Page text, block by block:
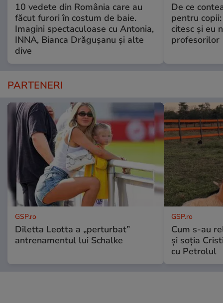
10 vedete din România care au
făcut furori în costum de baie.
Imagini spectaculoase cu Antonia,
INNA, Bianca Drăgușanu și alte
dive
De ce
pentru
citesc și eu
profesorilor
PARTENERI
GSP.ro
Diletta Leotta a „perturbat”
antrenamentul lui Schalke
GSP.ro
Cum s-au
și soția
cu Petrolul